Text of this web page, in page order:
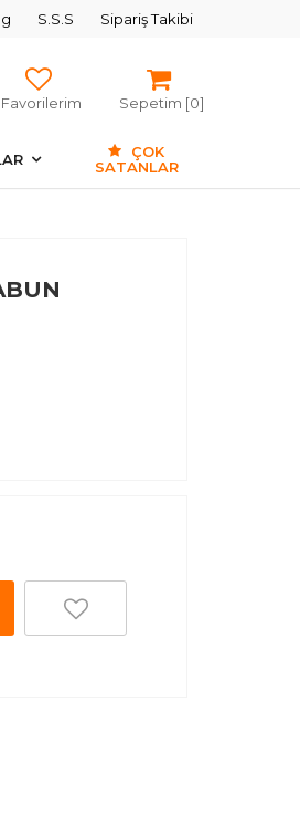
S.S.S Sipariş Takibi
Favorilerim Sepetim [0]
ÇOK
SATANLAR